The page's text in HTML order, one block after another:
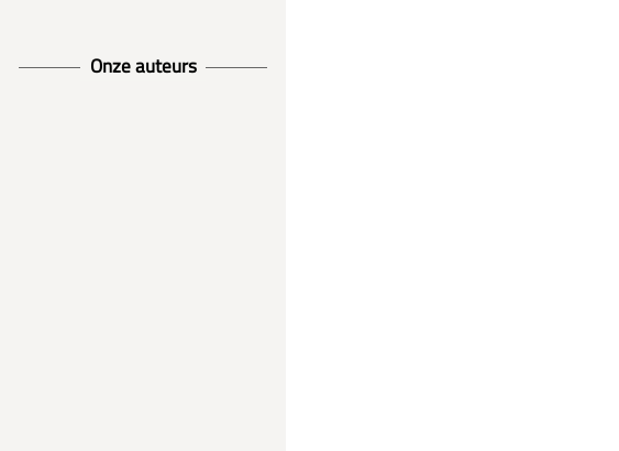
Onze auteurs